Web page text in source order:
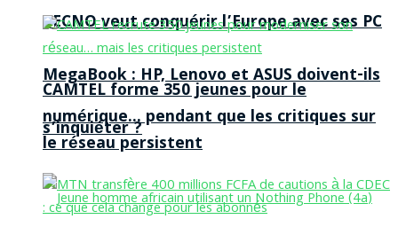
TECNO veut conquérir l’Europe avec ses PC
MegaBook : HP, Lenovo et ASUS doivent-ils
s’inquiéter ?
CAMTEL forme 350 jeunes pour le
numérique… pendant que les critiques sur
le réseau persistent